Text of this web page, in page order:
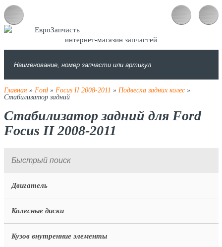
интернет-магазин запчастей
Главная » Ford» Focus II 2008-2011 » Подвеска задних колес»
Стабилизатор задний
Стабилизатор задний для Ford
Focus II 2008-2011
Двигатель
Колесные диски
Кузов внутренние элементы